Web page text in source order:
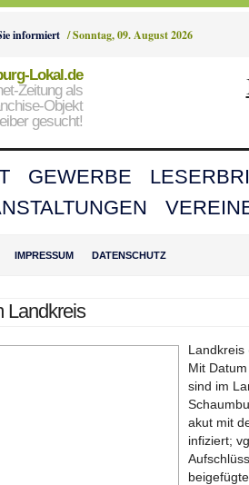
informiert /Sonntag, 09. August 2026
Lokal.de
Zeitung als
Objekt
gesucht!
GEWERBE
IMPRESSUM DATENSCHUTZ
Landkreis
Landkreis
Mit
sind im
akut mit
infiziert;